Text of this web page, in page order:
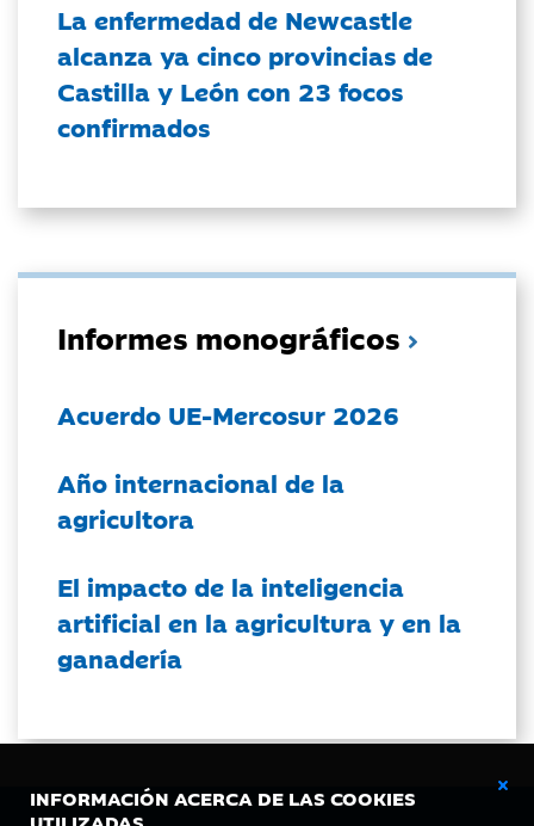
INFORMACIÓN ACERCA DE LAS COOKIES
La enfermedad de Newcastle
alcanza ya cinco provincias de
Castilla y León con 23 focos
confirmados
Informes monográficos
Acuerdo UE-Mercosur 2026
Año internacional de la
agricultora
El impacto de la inteligencia
artificial en la agricultura y en la
ganadería